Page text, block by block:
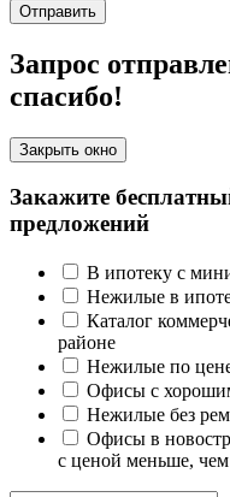
Отправить
Запрос
спасибо!
Закрыть окно
Закажите
предложений
В ипотеку с
Нежилые в
Каталог
районе
Нежилые по
Офисы с
Нежилые без
Офисы в
с ценой меньше,